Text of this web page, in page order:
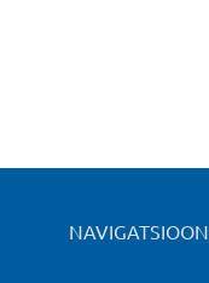
NAVIGATSIOON